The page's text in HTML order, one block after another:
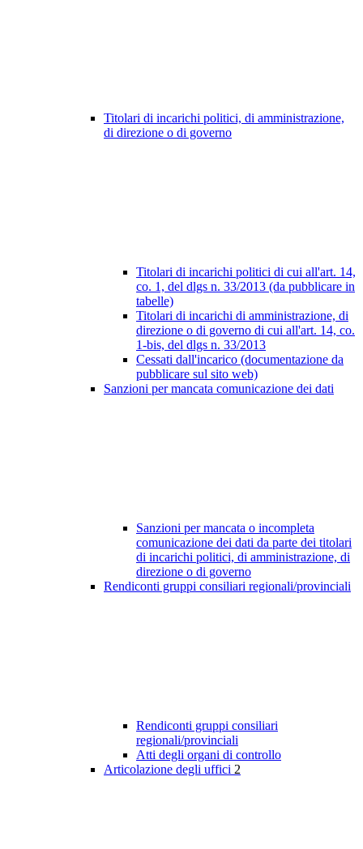
Titolari di incarichi politici, di amministrazione,
di direzione o di governo
Titolari di incarichi politici di cui all'art. 14,
co. 1, del dlgs n. 33/2013 (da pubblicare in
tabelle)
Titolari di incarichi di amministrazione, di
direzione o di governo di cui all'art. 14, co.
1-bis, del dlgs n. 33/2013
Cessati dall'incarico (documentazione da
pubblicare sul sito web)
Sanzioni per mancata comunicazione dei dati
Sanzioni per mancata o incompleta
comunicazione dei dati da parte dei titolari
di incarichi politici, di amministrazione, di
direzione o di governo
Rendiconti gruppi consiliari regionali/provinciali
Rendiconti gruppi consiliari
regionali/provinciali
Atti degli organi di controllo
Articolazione degli uffici 2